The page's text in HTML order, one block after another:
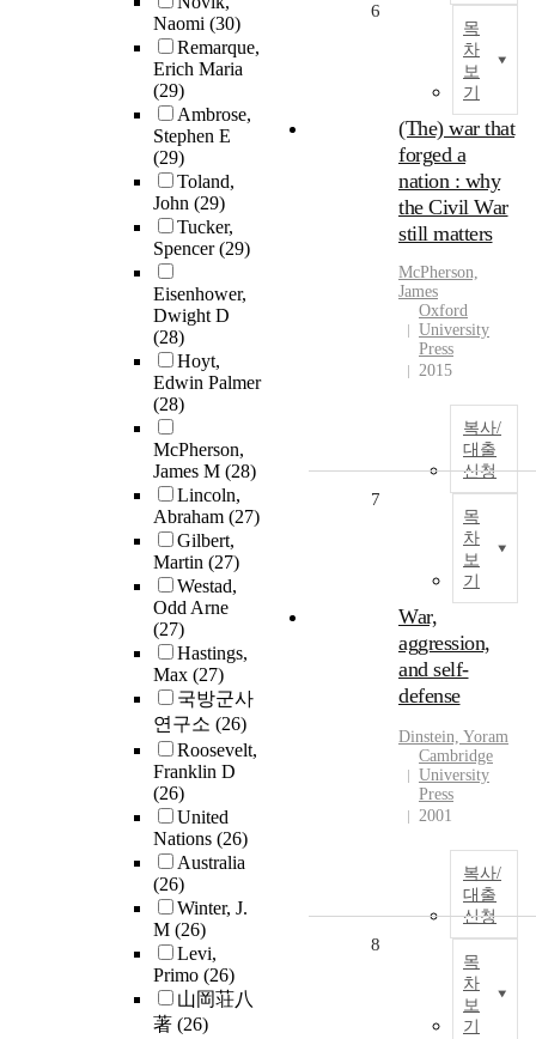
Naomi (30)
Remarque,
Erich Maria
(29)
Ambrose,
Stephen E
(29)
Toland,
John (29)
Tucker,
Spencer(29)
Eisenhower,
Dwight D
(28)
Hoyt,
Edwin Palmer
(28)
McPherson,
James M (28)
Lincoln,
Abraham (27)
Gilbert,
Martin (27)
Westad,
Odd Arne
(27)
Hastings,
Max (27)
국방군사
연구소 (26)
Roosevelt,
Franklin D
(26)
United
Nations (26)
Australia
(26)
Winter, J.
M (26)
Levi,
Primo (26)
山岡荘八
著 (26)
목
차
보
기
6
(The) war that
forged a
nation : why
the Civil War
still matters
McPherson,
James
Oxford
University
Press
2015
복사/
대출
신청
목
차
보
기
7
War,
aggression,
and self-
defense
Dinstein, Yoram
Cambridge
University
Press
2001
복사/
대출
신청
목
차
보
기
8